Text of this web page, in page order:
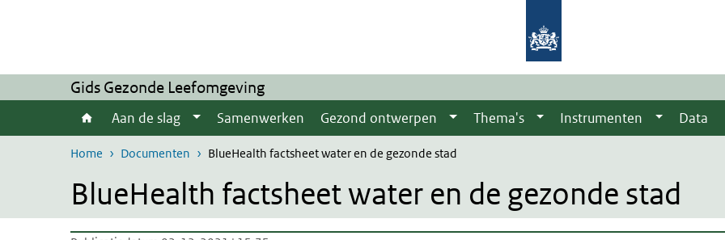
Gids Gezonde Leefomgeving
Aan de slag Samenwerken Gezond ontwerpen Thema's Instrumenten Data
Home Documenten BlueHealth factsheet water en de gezonde stad
BlueHealth factsheet water en de gezonde stad